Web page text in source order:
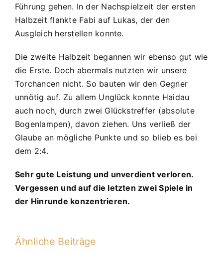
Führung gehen. In der Nachspielzeit der ersten
Halbzeit flankte Fabi auf Lukas, der den
Ausgleich herstellen konnte.
Die zweite Halbzeit begannen wir ebenso gut wie
die Erste. Doch abermals nutzten wir unsere
Torchancen nicht. So bauten wir den Gegner
unnötig auf. Zu allem Unglück konnte Haidau
auch noch, durch zwei Glückstreffer (absolute
Bogenlampen), davon ziehen. Uns verließ der
Glaube an mögliche Punkte und so blieb es bei
dem 2:4.
Sehr gute Leistung und unverdient verloren.
Vergessen und auf die letzten zwei Spiele in
der Hinrunde konzentrieren.
Ähnliche Beiträge